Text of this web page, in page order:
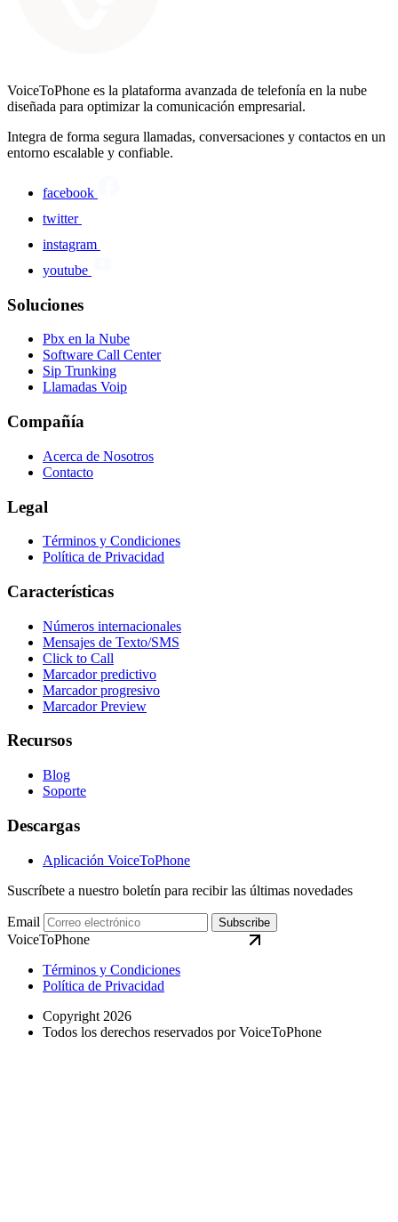
VoiceToPhone es la plataforma avanzada de telefonía en la nube
diseñada para optimizar la comunicación empresarial.
Integra de forma segura llamadas, conversaciones y contactos en un
entorno escalable y confiable.
facebook
twitter
instagram
youtube
Soluciones
Pbx en la Nube
Software Call Center
Sip Trunking
Llamadas Voip
Compañía
Acerca de Nosotros
Contacto
Legal
Términos y Condiciones
Política de Privacidad
Características
Números internacionales
Mensajes de Texto/SMS
Click to Call
Marcador predictivo
Marcador progresivo
Marcador Preview
Recursos
Blog
Soporte
Descargas
Aplicación VoiceToPhone
Suscríbete a nuestro boletín para recibir las últimas novedades
Email Subscribe
VoiceToPhone
Términos y Condiciones
Política de Privacidad
Copyright 2026
Todos los derechos reservados por VoiceToPhone